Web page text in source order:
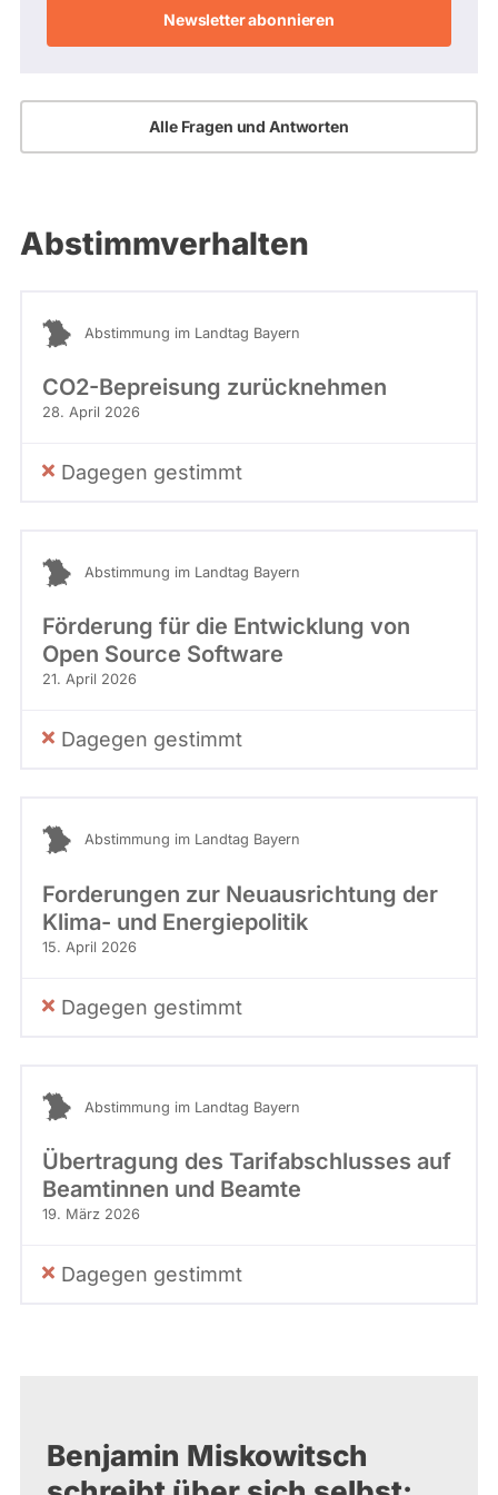
Alle Fragen und Antworten
Abstimmverhalten
Abstimmung im Landtag Bayern
CO2-Bepreisung zurücknehmen
28. April 2026
Dagegen gestimmt
Abstimmung im Landtag Bayern
Förderung für die Entwicklung von
Open Source Software
21. April 2026
Dagegen gestimmt
Abstimmung im Landtag Bayern
Forderungen zur Neuausrichtung der
Klima- und Energiepolitik
15. April 2026
Dagegen gestimmt
Abstimmung im Landtag Bayern
Übertragung des Tarifabschlusses auf
Beamtinnen und Beamte
19. März 2026
Dagegen gestimmt
Benjamin Miskowitsch